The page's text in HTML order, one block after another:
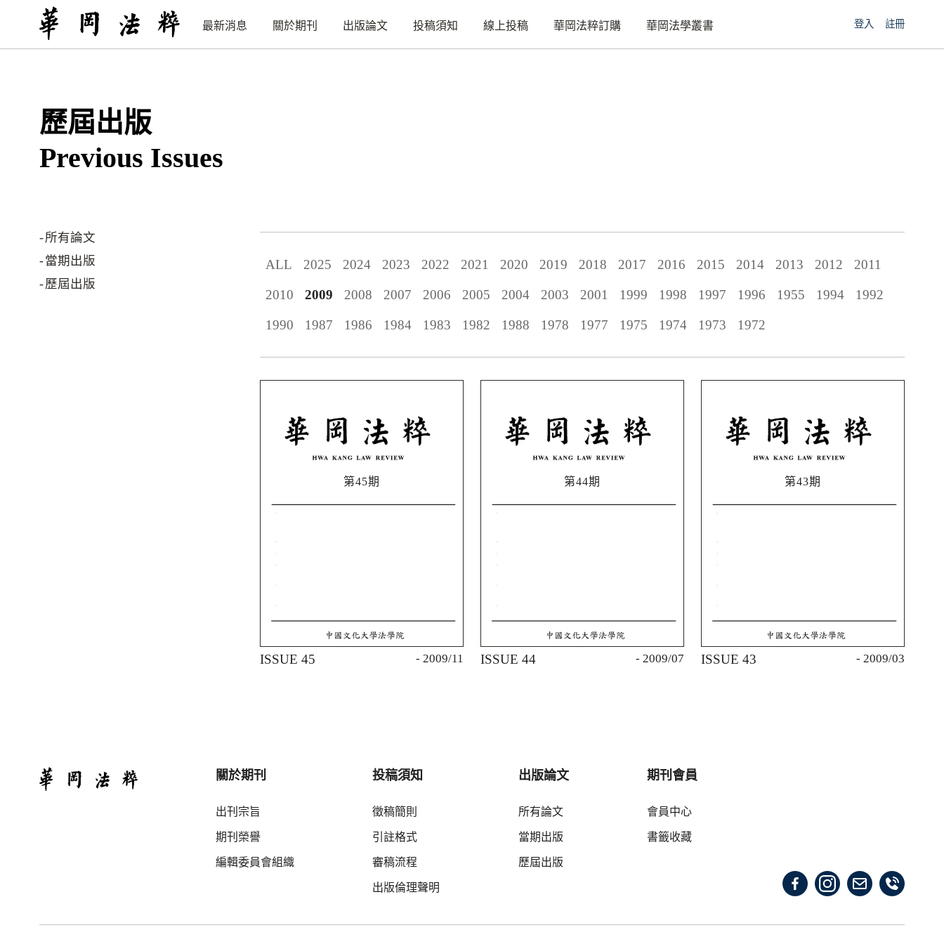
最新消息 關於期刊 出版論文 投稿須知 線上投稿 華岡法粹訂購 華岡法學叢書 登入 註冊
歷屆出版
Previous Issues
所有論文
當期出版
歷屆出版
ALL 2025 2024 2023 2022 2021 2020 2019 2018 2017 2016 2015 2014 2013 2012 2011
2010 2009 2008 2007 2006 2005 2004 2003 2001 1999 1998 1997 1996 1955 1994 1992
1990 1987 1986 1984 1983 1982 1988 1978 1977 1975 1974 1973 1972
第45期
ISSUE 45 - 2009/11
第44期
ISSUE 44 - 2009/07
第43期
ISSUE 43 - 2009/03
關於期刊
出刊宗旨
期刊榮譽
編輯委員會組織
投稿須知
徵稿簡則
引註格式
審稿流程
出版倫理聲明
出版論文
所有論文
當期出版
歷屆出版
期刊會員
會員中心
書籤收藏